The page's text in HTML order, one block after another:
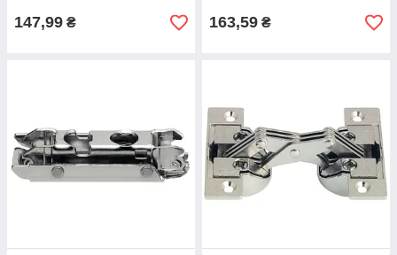
147,99 ₴ 163,59 ₴